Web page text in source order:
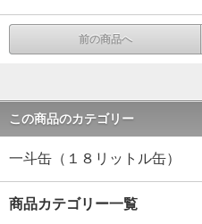
前の商品へ
この商品のカテゴリー
一斗缶（１８リットル缶）
商品カテゴリー一覧